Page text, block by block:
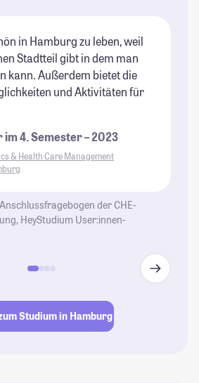
in Hamburg zu leben, weil
Stadtteil gibt in dem man
kann. Außerdem bietet die
und Aktivitäten für
4. Semester – 2023
& Health Care Management
der CHE-
HeyStudium User:innen-
Studium in Hamburg